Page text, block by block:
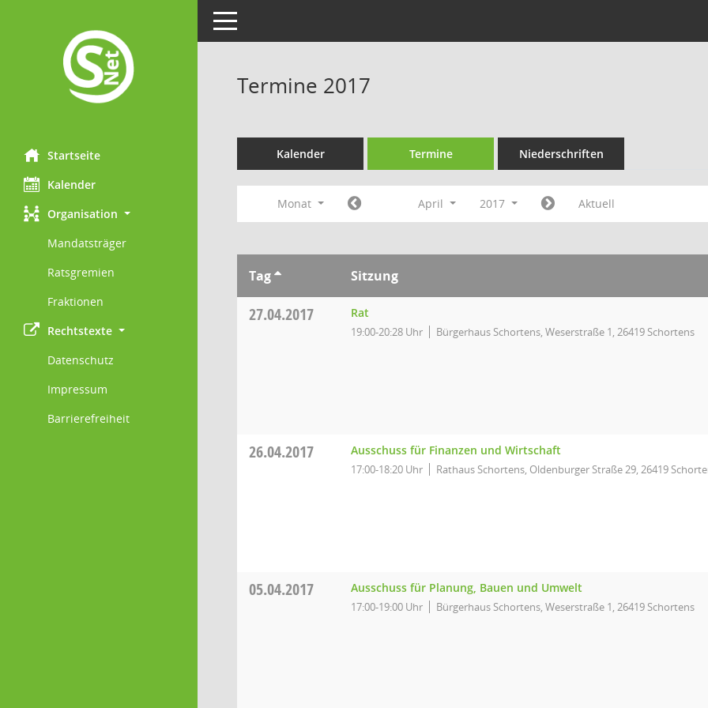
Startseite
Kalender
Organisation
Mandatsträger
Ratsgremien
Fraktionen
Rechtstexte
Datenschutz
Impressum
Barrierefreiheit
Toggle navigation
Termine 2017
Kalender Termine Niederschriften
Monat April 2017 Aktuell
Tag Sitzung
27.04.2017 Rat
19:00-20:28 Uhr Bürgerhaus Schortens, Weserstraße 1, 26419 Schortens
26.04.2017 Ausschuss für Finanzen und Wirtschaft
17:00-18:20 Uhr Rathaus Schortens, Oldenburger Straße 29, 26419
05.04.2017 Ausschuss für Planung, Bauen und Umwelt
17:00-19:00 Uhr Bürgerhaus Schortens, Weserstraße 1, 26419 Schortens